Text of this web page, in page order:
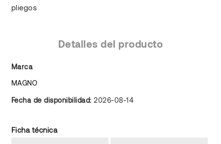
pliegos
Detalles del producto
Marca
MAGNO
Fecha de disponibilidad: 2026-08-14
Ficha técnica